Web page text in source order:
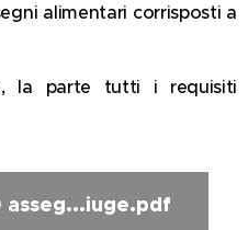
alimentari corrisposti a
la parte tutti i requisiti
asseg...iuge.pdf